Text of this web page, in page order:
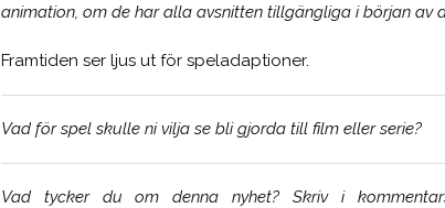
animation, om de har alla avsnitten tillgängliga i början av
Framtiden ser ljus ut för speladaptioner.
Vad för spel skulle ni vilja se bli gjorda till film eller serie?
Vad tycker du om denna nyhet? Skriv i